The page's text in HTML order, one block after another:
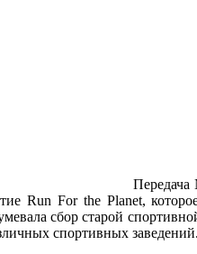
Передача
For the Planet,
сбор старой
спортивных